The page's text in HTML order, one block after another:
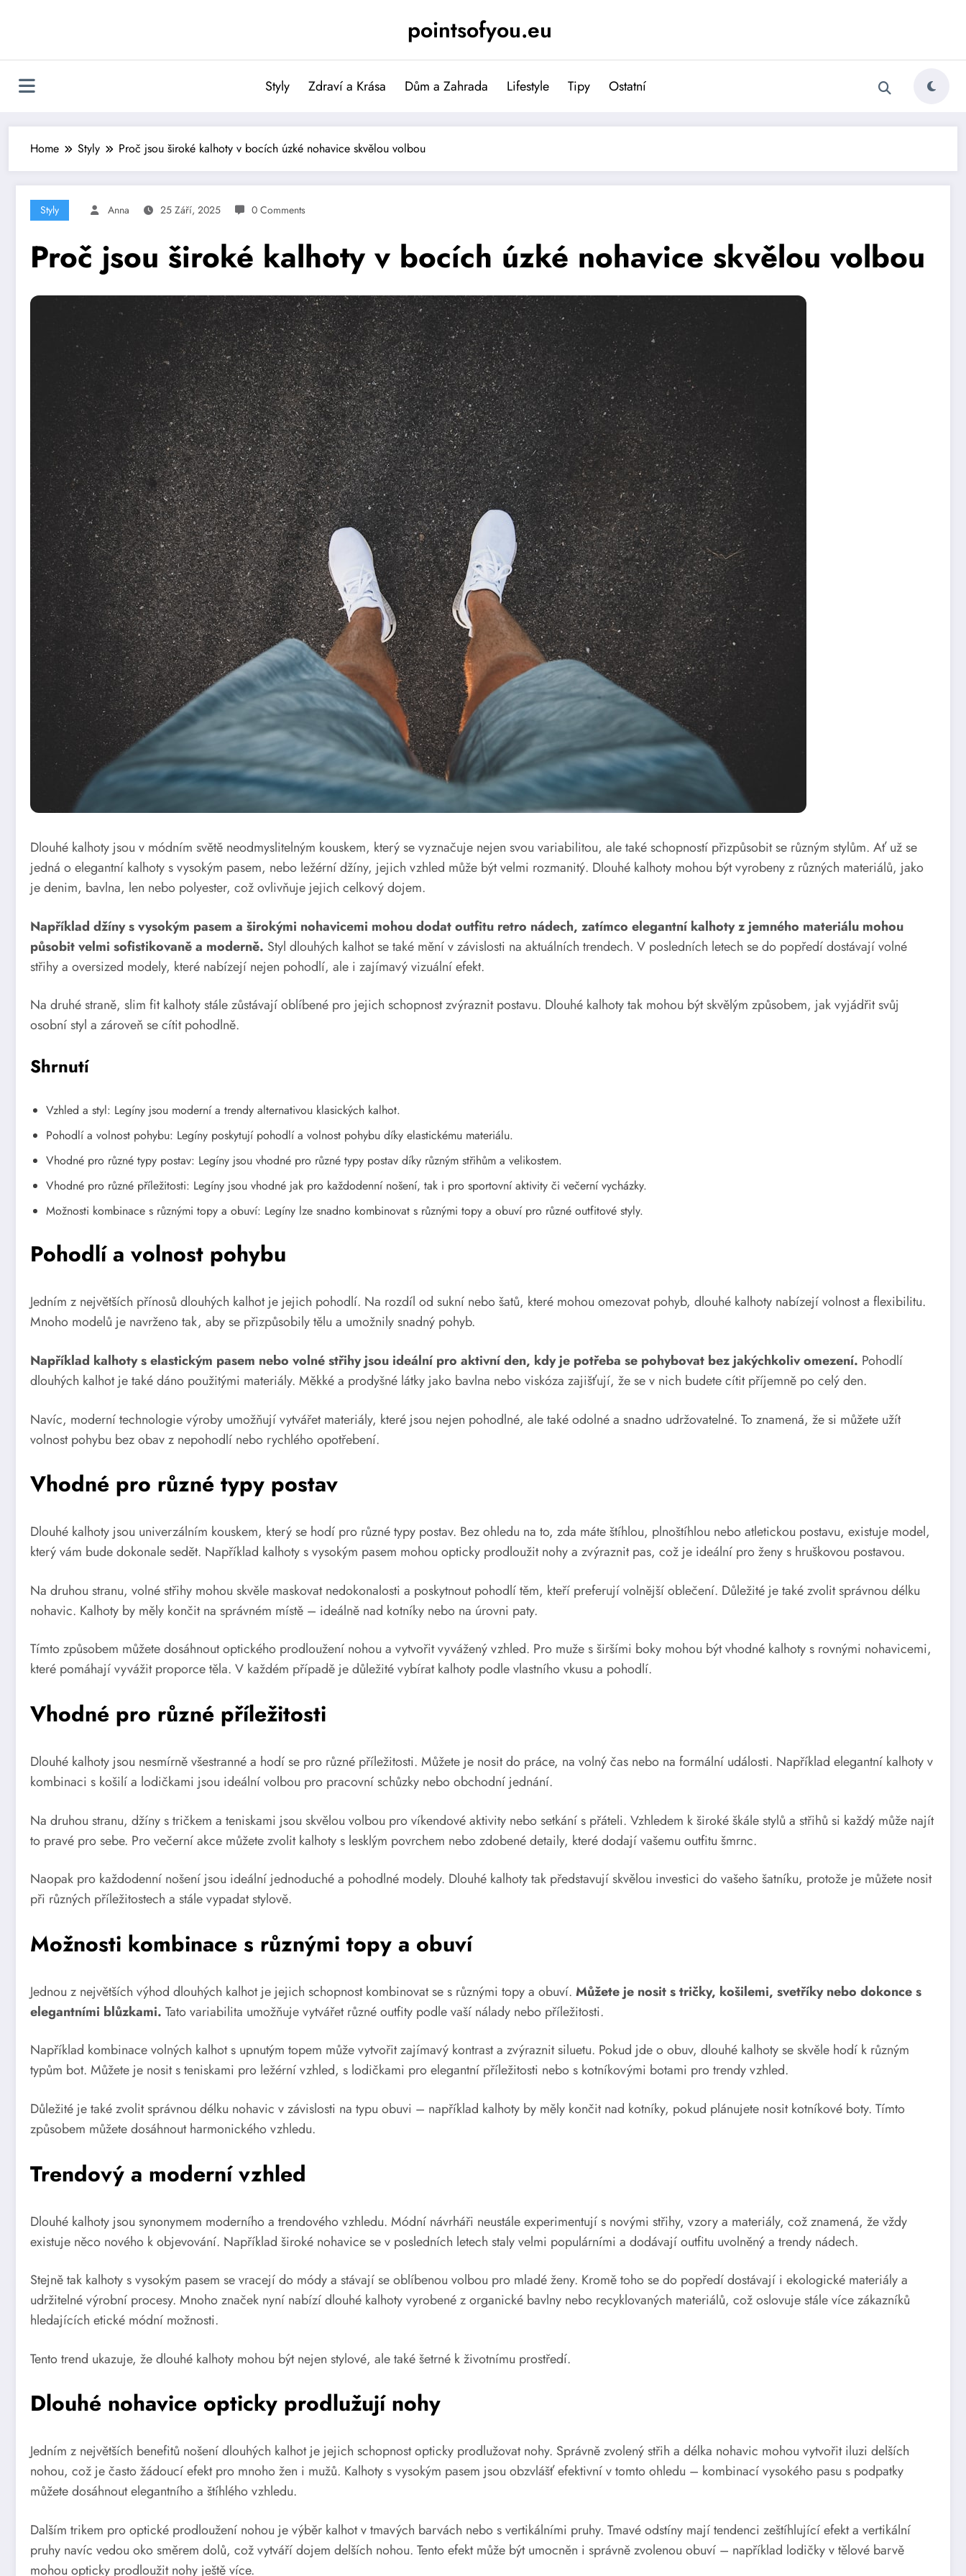
pointsofyou.eu
Styly Zdraví a Krása Dům a Zahrada Lifestyle Tipy Ostatní
Home Styly Proč jsou široké kalhoty v bocích úzké nohavice skvělou volbou
Styly Anna 25 Září, 2025 0 Comments
Proč jsou široké kalhoty v bocích úzké nohavice skvělou volbou
Dlouhé kalhoty jsou v módním světě neodmyslitelným kouskem, který se vyznačuje nejen svou variabilitou, ale také schopností přizpůsobit se různým stylům. Ať už se
jedná o elegantní kalhoty s vysokým pasem, nebo ležérní džíny, jejich vzhled může být velmi rozmanitý. Dlouhé kalhoty mohou být vyrobeny z různých materiálů, jako
je denim, bavlna, len nebo polyester, což ovlivňuje jejich celkový dojem.
Například džíny s vysokým pasem a širokými nohavicemi mohou dodat outfitu retro nádech, zatímco elegantní kalhoty z jemného materiálu mohou
působit velmi sofistikovaně a moderně. Styl dlouhých kalhot se také mění v závislosti na aktuálních trendech. V posledních letech se do popředí dostávají volné
střihy a oversized modely, které nabízejí nejen pohodlí, ale i zajímavý vizuální efekt.
Na druhé straně, slim fit kalhoty stále zůstávají oblíbené pro jejich schopnost zvýraznit postavu. Dlouhé kalhoty tak mohou být skvělým způsobem, jak vyjádřit svůj
osobní styl a zároveň se cítit pohodlně.
Shrnutí
Vzhled a styl: Legíny jsou moderní a trendy alternativou klasických kalhot.
Pohodlí a volnost pohybu: Legíny poskytují pohodlí a volnost pohybu díky elastickému materiálu.
Vhodné pro různé typy postav: Legíny jsou vhodné pro různé typy postav díky různým střihům a velikostem.
Vhodné pro různé příležitosti: Legíny jsou vhodné jak pro každodenní nošení, tak i pro sportovní aktivity či večerní vycházky.
Možnosti kombinace s různými topy a obuví: Legíny lze snadno kombinovat s různými topy a obuví pro různé outfitové styly.
Pohodlí a volnost pohybu
Jedním z největších přínosů dlouhých kalhot je jejich pohodlí. Na rozdíl od sukní nebo šatů, které mohou omezovat pohyb, dlouhé kalhoty nabízejí volnost a flexibilitu.
Mnoho modelů je navrženo tak, aby se přizpůsobily tělu a umožnily snadný pohyb.
Například kalhoty s elastickým pasem nebo volné střihy jsou ideální pro aktivní den, kdy je potřeba se pohybovat bez jakýchkoliv omezení. Pohodlí
dlouhých kalhot je také dáno použitými materiály. Měkké a prodyšné látky jako bavlna nebo viskóza zajišťují, že se v nich budete cítit příjemně po celý den.
Navíc, moderní technologie výroby umožňují vytvářet materiály, které jsou nejen pohodlné, ale také odolné a snadno udržovatelné. To znamená, že si můžete užít
volnost pohybu bez obav z nepohodlí nebo rychlého opotřebení.
Vhodné pro různé typy postav
Dlouhé kalhoty jsou univerzálním kouskem, který se hodí pro různé typy postav. Bez ohledu na to, zda máte štíhlou, plnoštíhlou nebo atletickou postavu, existuje model,
který vám bude dokonale sedět. Například kalhoty s vysokým pasem mohou opticky prodloužit nohy a zvýraznit pas, což je ideální pro ženy s hruškovou postavou.
Na druhou stranu, volné střihy mohou skvěle maskovat nedokonalosti a poskytnout pohodlí těm, kteří preferují volnější oblečení. Důležité je také zvolit správnou délku
nohavic. Kalhoty by měly končit na správném místě – ideálně nad kotníky nebo na úrovni paty.
Tímto způsobem můžete dosáhnout optického prodloužení nohou a vytvořit vyvážený vzhled. Pro muže s širšími boky mohou být vhodné kalhoty s rovnými nohavicemi,
které pomáhají vyvážit proporce těla. V každém případě je důležité vybírat kalhoty podle vlastního vkusu a pohodlí.
Vhodné pro různé příležitosti
Dlouhé kalhoty jsou nesmírně všestranné a hodí se pro různé příležitosti. Můžete je nosit do práce, na volný čas nebo na formální události. Například elegantní kalhoty v
kombinaci s košilí a lodičkami jsou ideální volbou pro pracovní schůzky nebo obchodní jednání.
Na druhou stranu, džíny s tričkem a teniskami jsou skvělou volbou pro víkendové aktivity nebo setkání s přáteli. Vzhledem k široké škále stylů a střihů si každý může najít
to pravé pro sebe. Pro večerní akce můžete zvolit kalhoty s lesklým povrchem nebo zdobené detaily, které dodají vašemu outfitu šmrnc.
Naopak pro každodenní nošení jsou ideální jednoduché a pohodlné modely. Dlouhé kalhoty tak představují skvělou investici do vašeho šatníku, protože je můžete nosit
při různých příležitostech a stále vypadat stylově.
Možnosti kombinace s různými topy a obuví
Jednou z největších výhod dlouhých kalhot je jejich schopnost kombinovat se s různými topy a obuví. Můžete je nosit s tričky, košilemi, svetříky nebo dokonce s
elegantními blůzkami. Tato variabilita umožňuje vytvářet různé outfity podle vaší nálady nebo příležitosti.
Například kombinace volných kalhot s upnutým topem může vytvořit zajímavý kontrast a zvýraznit siluetu. Pokud jde o obuv, dlouhé kalhoty se skvěle hodí k různým
typům bot. Můžete je nosit s teniskami pro ležérní vzhled, s lodičkami pro elegantní příležitosti nebo s kotníkovými botami pro trendy vzhled.
Důležité je také zvolit správnou délku nohavic v závislosti na typu obuvi – například kalhoty by měly končit nad kotníky, pokud plánujete nosit kotníkové boty. Tímto
způsobem můžete dosáhnout harmonického vzhledu.
Trendový a moderní vzhled
Dlouhé kalhoty jsou synonymem moderního a trendového vzhledu. Módní návrháři neustále experimentují s novými střihy, vzory a materiály, což znamená, že vždy
existuje něco nového k objevování. Například široké nohavice se v posledních letech staly velmi populárními a dodávají outfitu uvolněný a trendy nádech.
Stejně tak kalhoty s vysokým pasem se vracejí do módy a stávají se oblíbenou volbou pro mladé ženy. Kromě toho se do popředí dostávají i ekologické materiály a
udržitelné výrobní procesy. Mnoho značek nyní nabízí dlouhé kalhoty vyrobené z organické bavlny nebo recyklovaných materiálů, což oslovuje stále více zákazníků
hledajících etické módní možnosti.
Tento trend ukazuje, že dlouhé kalhoty mohou být nejen stylové, ale také šetrné k životnímu prostředí.
Dlouhé nohavice opticky prodlužují nohy
Jedním z největších benefitů nošení dlouhých kalhot je jejich schopnost opticky prodlužovat nohy. Správně zvolený střih a délka nohavic mohou vytvořit iluzi delších
nohou, což je často žádoucí efekt pro mnoho žen i mužů. Kalhoty s vysokým pasem jsou obzvlášť efektivní v tomto ohledu – kombinací vysokého pasu s podpatky
můžete dosáhnout elegantního a štíhlého vzhledu.
Dalším trikem pro optické prodloužení nohou je výběr kalhot v tmavých barvách nebo s vertikálními pruhy. Tmavé odstíny mají tendenci zeštíhlující efekt a vertikální
pruhy navíc vedou oko směrem dolů, což vytváří dojem delších nohou. Tento efekt může být umocněn i správně zvolenou obuví – například lodičky v tělové barvě
mohou opticky prodloužit nohy ještě více.